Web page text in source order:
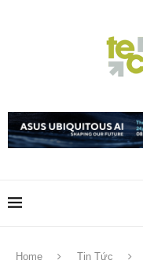
Home Tin Tức